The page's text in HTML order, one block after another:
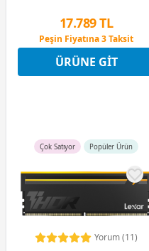
17.789 TL
Peşin Fiyatına 3 Taksit
12 Ay x 2.093 TL taksitle
Peşin Fiyatına 3 Taksit
ÜRÜNE GIT
Çok Satıyor Popüler Ürün
Yorum (11)